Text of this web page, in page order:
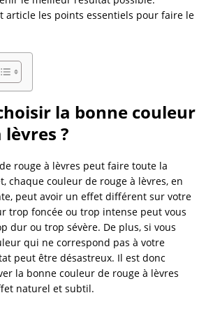
article les points essentiels pour faire le
la bonne couleur
lèvres ?
rouge à lèvres peut faire toute la
chaque couleur de rouge à lèvres, en
peut avoir un effet différent sur votre
trop foncée ou trop intense peut vous
dur ou trop sévère. De plus, si vous
qui ne correspond pas à votre
peut être désastreux. Il est donc
la bonne couleur de rouge à lèvres
naturel et subtil.